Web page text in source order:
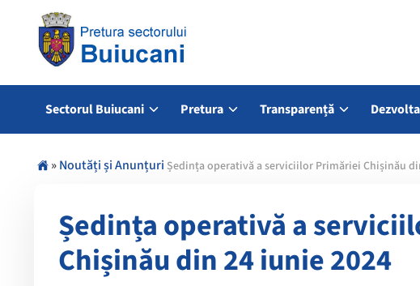
Sectorul Buiucani Pretura Transparență
»Noutăți și Anunțuri Ședința operativă a serviciilor Primăriei Chișinău
Ședința operativă a
Chișinău din 24 iunie 2024